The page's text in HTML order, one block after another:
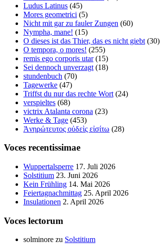
Ludus Latinus (45)
Mores geometrici (5)
Nicht mit gar zu fauler Zungen (60)
Nympha, mane! (15)
O dieses ist das Thier, das es nicht giebt (30)
O tempora, o mores! (255)
remis ego corporis utar(15)
Sei dennoch unverzagt (18)
stundenbuch (70)
Tagewerke (47)
Triffst du nur das rechte Wort (24)
verspieltes (68)
victrix Atalanta corona (23)
Werke & Tage (453)
Ἀνηρώτευτος οὐδεὶς εἰσίτω (28)
Voces recentissimae
Wuppertalsperre 17. Juli 2026
Solstitium 23. Juni 2026
Kein Frühling 14. Mai 2026
Feiertagnachmittag 25. April 2026
Insulationen 2. April 2026
Voces lectorum
solminore zu Solstitium